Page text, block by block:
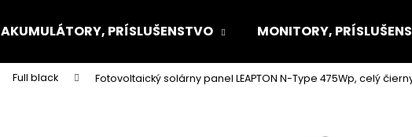
AKUMULÁTORY, PRÍSLUŠENSTVO MONITORY,
Full black Fotovoltaický solárny panel LEAPTON N-Type 475Wp, celý čierny,
Čo potrebujete nájsť?